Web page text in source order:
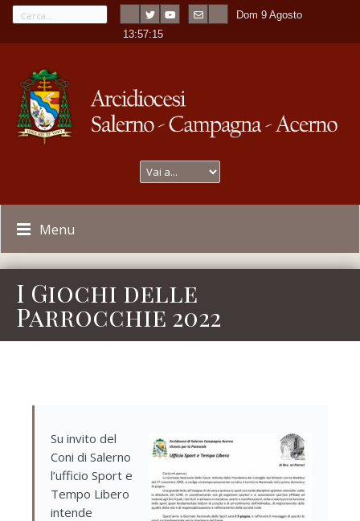
Dom 9 Agosto
13:57:15
Menu
I Giochi delle
Parrocchie 2022
Su invito del
Coni di Salerno
l’ufficio Sport e
Tempo Libero
intende